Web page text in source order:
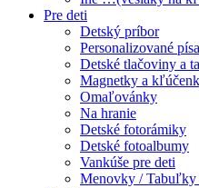
Pre deti
Detský príbor
Personalizované
Detské tlačoviny a
Magnetky a
Omaľovánky
Na hranie
Detské fotorámiky
Detské fotoalbumy
Vankúše pre deti
Menovky / Tabuľky